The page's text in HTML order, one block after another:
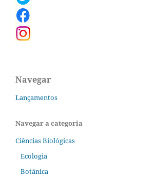
Navegar
Lançamentos
Navegar a categoria
Ciências Biológicas
Ecologia
Botânica